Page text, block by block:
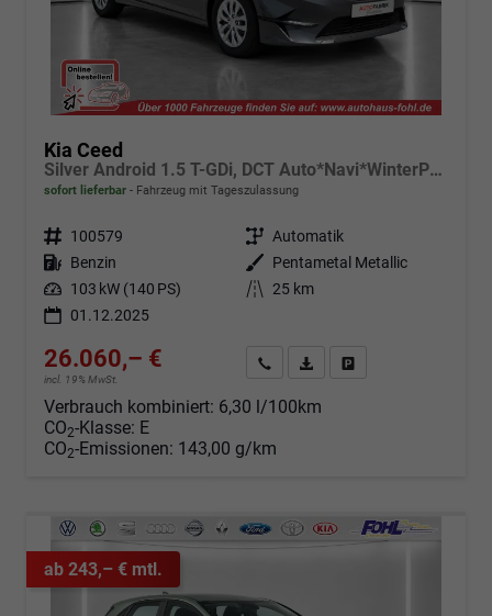
Kia Ceed
Silver Android 1.5 T-GDi, DCT Auto*Navi*WinterPak*Kamera*Klima*PDC hinten
sofort lieferbar Fahrzeug mit Tageszulassung
Fahrzeugnr. 100579 Getriebe Automatik
Kraftstoff Benzin Außenfarbe
Pentametal Metallic
Leistung 103 kW (140 PS) Kilometerstand 25 km
01.12.2025
26.060,– €
incl. 19% MwSt.
Angebot anfordern
Fahrzeugexpose (PDF)
Verbrauch kombiniert: 6,30 l/100km
CO2-Klasse: E
CO2-Emissionen: 143,00 g/km
ab 243,– € mtl.